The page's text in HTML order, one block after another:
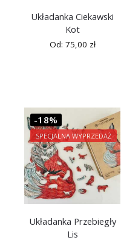
Układanka Ciekawski
Kot
Od: 75,00 zł
-18%
SPECJALNA WYPRZEDAŻ
Układanka Przebiegły
Lis